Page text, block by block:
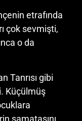
etrafında
çok sevmişti,
o da
Tanrısı gibi
Küçülmüş
şamatasını